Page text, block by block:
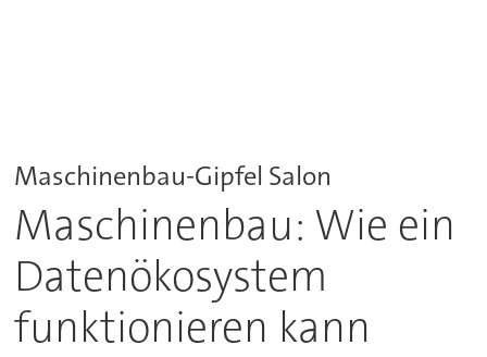
Maschinenbau-Gipfel Salon
Maschinenbau: Wie ein
Datenökosystem
funktionieren kann